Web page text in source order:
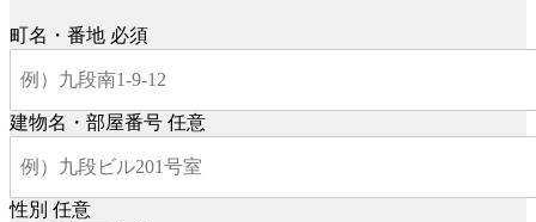
町名・番地 必須
建物名・部屋番号 任意
性別 任意